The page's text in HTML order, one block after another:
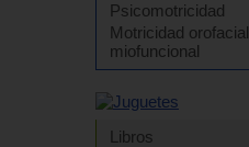
Psicomotricidad
Motricidad orofacial
miofuncional
Libros